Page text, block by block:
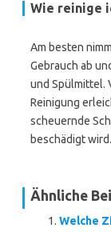
Wie reinige
Am besten
Gebrauch ab
und Spülmittel.
Reinigung
scheuernde
beschädigt wird.
Ähnliche
Welche